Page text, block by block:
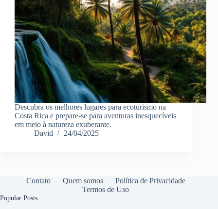
Descubra os melhores lugares para ecoturismo na
Costa Rica e prepare-se para aventuras inesquecíveis
em meio à natureza exuberante.
David
24/04/2025
Contato Quem somos
Política de Privacidade
Termos de Uso
Popular Posts